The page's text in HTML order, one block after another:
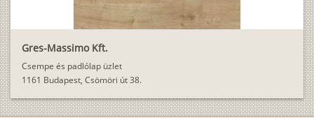
Gres-Massimo Kft.
Csempe és padlólap üzlet
1161 Budapest, Csömöri út 38.